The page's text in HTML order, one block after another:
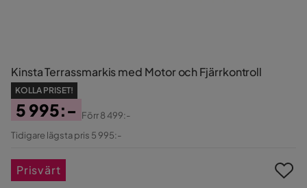
Kinsta Terrassmarkis med Motor och Fjärrkontroll
KOLLA PRISET!
Pris
5 995:-
Original
Förr8 499:-
Tidigare lägsta pris 5 995:-
Prisvärt